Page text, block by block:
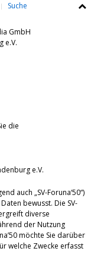
Suche
GmbH
e.V.
die
e.V.
auch „SV-Foruna‘50“)
bewusst. Die SV-
diverse
der Nutzung
möchte Sie darüber
welche Zwecke erfasst